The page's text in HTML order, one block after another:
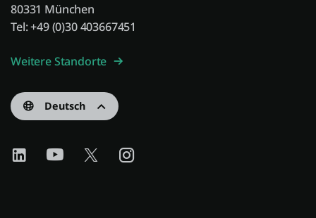
80331 München
Tel: +49 (0)30 403667451
Weitere Standorte
Deutsch